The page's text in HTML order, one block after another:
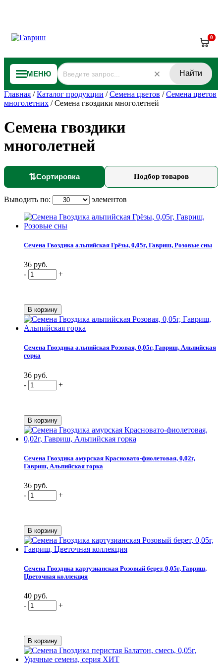
0
МЕНЮ Найти
Главная /Каталог продукции /Семена цветов /Семена цветов
многолетних /Семена гвоздики многолетней
Семена гвоздики
многолетней
⇅Сортировка Подбор товаров
Выводить по: элементов
Семена Гвоздика альпийская Грёзы, 0,05г, Гавриш, Розовые сны
36 руб.
-
+
Семена Гвоздика альпийская Розовая, 0,05г, Гавриш, Альпийская
горка
36 руб.
-
+
Семена Гвоздика амурская Красновато-фиолетовая, 0,02г,
Гавриш, Альпийская горка
36 руб.
-
+
Семена Гвоздика картузианская Розовый берет, 0,05г, Гавриш,
Цветочная коллекция
40 руб.
-
+